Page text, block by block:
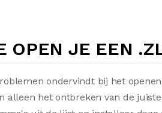
OPEN JE EEN
ondervindt bij het
alleen het ontbreken van de